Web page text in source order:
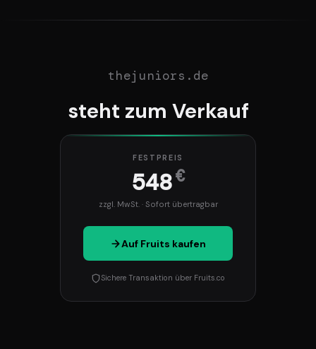
thejuniors.de
steht zum Verkauf
FESTPREIS
548€
zzgl. MwSt. · Sofort übertragbar
Auf Fruits kaufen
Sichere Transaktion über Fruits.co